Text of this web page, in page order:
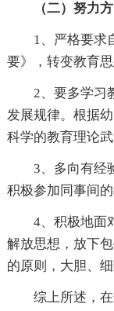
（二）努力
1、严格要求
要》，转变教育
2、要多学习
发展规律。根据
科学的教育理论
3、多向有经
积极参加同事间
4、积极地面
解放思想，放下
的原则，大胆、
综上所述，